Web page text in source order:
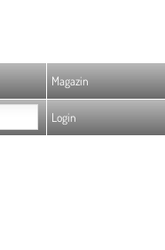
Magazin
Login